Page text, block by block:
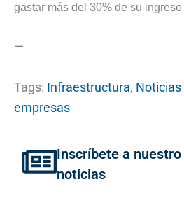
gastar más del 30% de su
—
Tags: Infraestructura,
empresas
Inscríbete a
noticias